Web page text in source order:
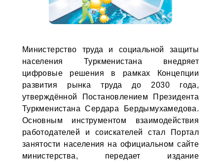
Министерство труда и социальной защиты
населения Туркменистана внедряет
цифровые решения в рамках Концепции
развития рынка труда до 2030 года,
утверждённой Постановлением Президента
Туркменистана Сердара Бердымухамедова.
Основным инструментом взаимодействия
работодателей и соискателей стал Портал
занятости населения на официальном сайте
министерства, передает издание